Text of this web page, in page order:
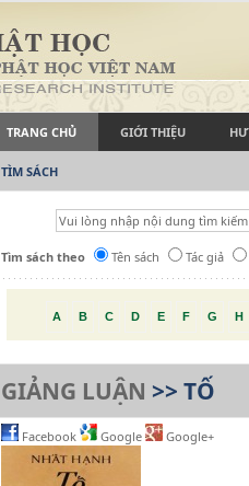
TRANG CHỦ GIỚI THIỆU
TÌM SÁCH
Tìm sách theo Tên sách Tác giả
A B C D E F G H
GIẢNG LUẬN >> TỐ
Facebook Google Google+